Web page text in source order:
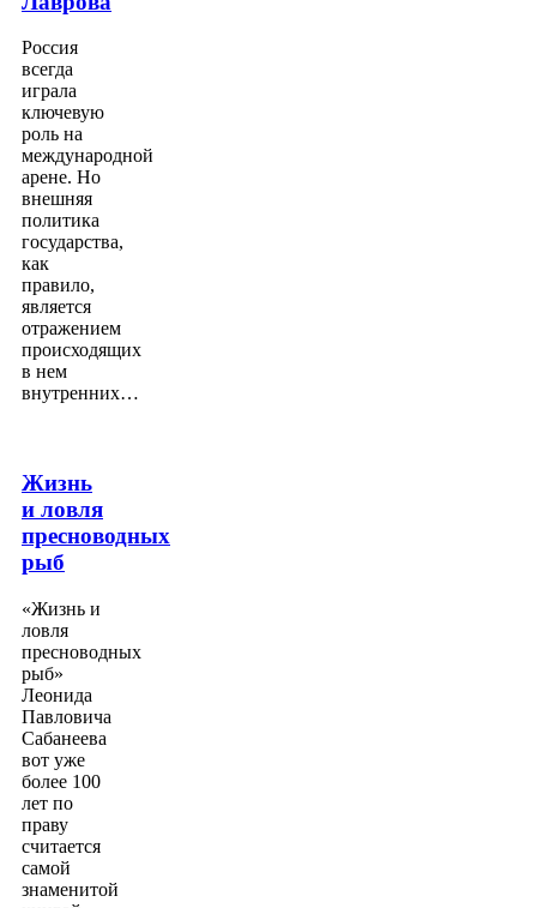
Россия
всегда
играла
ключевую
роль на
международной
арене. Но
внешняя
политика
государства,
как
правило,
является
отражением
происходящих
в нем
внутренних…
Жизнь
и ловля
пресноводных
рыб
«Жизнь и
ловля
пресноводных
рыб»
Леонида
Павловича
Сабанеева
вот уже
более 100
лет по
праву
считается
самой
знаменитой